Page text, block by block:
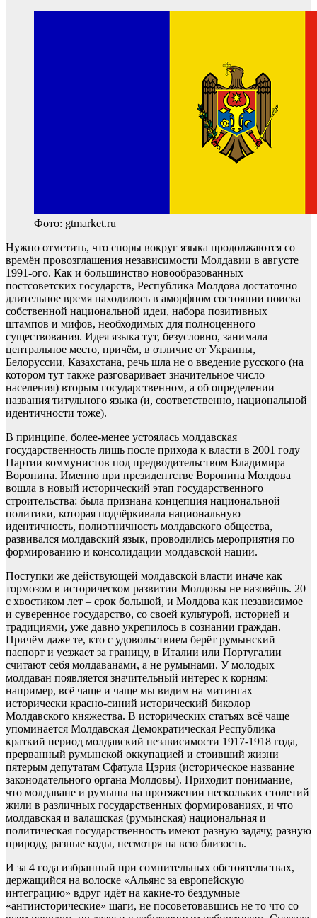
Фото: gtmarket.ru
Нужно отметить, что споры вокруг языка продолжаются со
времён провозглашения независимости Молдавии в августе
1991-ого. Как и большинство новообразованных
постсоветских государств, Республика Молдова достаточно
длительное время находилось в аморфном состоянии поиска
собственной национальной идеи, набора позитивных
штампов и мифов, необходимых для полноценного
существования. Идея языка тут, безусловно, занимала
центральное место, причём, в отличие от Украины,
Белоруссии, Казахстана, речь шла не о введение русского (на
котором тут также разговаривает значительное число
населения) вторым государственном, а об определении
названия титульного языка (и, соответственно, национальной
идентичности тоже).
В принципе, более-менее устоялась молдавская
государственность лишь после прихода к власти в 2001 году
Партии коммунистов под предводительством Владимира
Воронина. Именно при президентстве Воронина Молдова
вошла в новый исторический этап государственного
строительства: была признана концепция национальной
политики, которая подчёркивала национальную
идентичность, полиэтничность молдавского общества,
развивался молдавский язык, проводились мероприятия по
формированию и консолидации молдавской нации.
Поступки же действующей молдавской власти иначе как
тормозом в историческом развитии Молдовы не назовёшь. 20
с хвостиком лет – срок большой, и Молдова как независимое
и суверенное государство, со своей культурой, историей и
традициями, уже давно укрепилось в сознании граждан.
Причём даже те, кто с удовольствием берёт румынский
паспорт и уезжает за границу, в Италии или Португалии
считают себя молдаванами, а не румынами. У молодых
молдаван появляется значительный интерес к корням:
например, всё чаще и чаще мы видим на митингах
исторически красно-синий исторический биколор
Молдавского княжества. В исторических статьях всё чаще
упоминается Молдавская Демократическая Республика –
краткий период молдавский независимости 1917-1918 года,
прерванный румынской оккупацией и стоивший жизни
пятерым депутатам Сфатула Цэрия (историческое название
законодательного органа Молдовы). Приходит понимание,
что молдаване и румыны на протяжении нескольких столетий
жили в различных государственных формированиях, и что
молдавская и валашская (румынская) национальная и
политическая государственность имеют разную задачу, разную
природу, разные коды, несмотря на всю близость.
И за 4 года избранный при сомнительных обстоятельствах,
держащийся на волоске «Альянс за европейскую
интеграцию» вдруг идёт на какие-то бездумные
«антиисторические» шаги, не посоветовавшись не то что со